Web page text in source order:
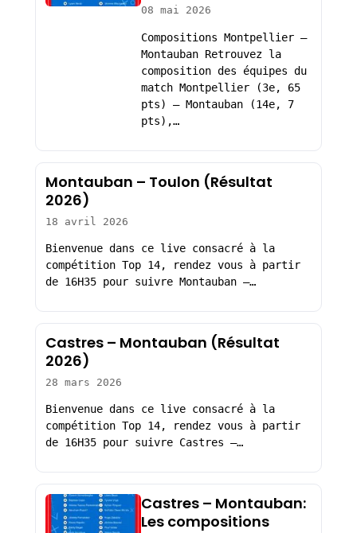
08 mai 2026
Compositions Montpellier –
Montauban Retrouvez la
composition des équipes du
match Montpellier (3e, 65
pts) – Montauban (14e, 7
pts),…
Montauban – Toulon (Résultat
2026)
18 avril 2026
Bienvenue dans ce live consacré à la
compétition Top 14, rendez vous à partir
de 16H35 pour suivre Montauban –…
Castres – Montauban (Résultat
2026)
28 mars 2026
Bienvenue dans ce live consacré à la
compétition Top 14, rendez vous à partir
de 16H35 pour suivre Castres –…
Castres – Montauban:
Les compositions